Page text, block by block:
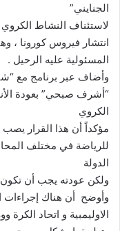
الجنايني”
لاستئناف النشاط
انتشار فيروس كورونا ،
المسئولية عليه الرحيل .
وأضاف عبر برنامج مع
“أشرف صبحي” بعودة
الكروي
مؤكداً أن هذا القرار
للرياضة في مختلف
الدولة
ولكن عودته يجب أن
وأوضح أن هناك إجراءات
الاوليمبية و اتحاد الكرة